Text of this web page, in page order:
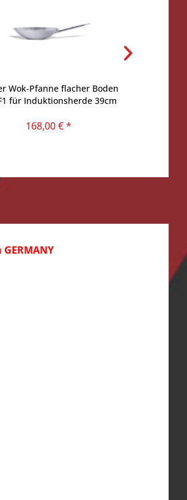
Wok-Pfanne flacher Boden
für Induktionsherde 39cm
168,00 € *